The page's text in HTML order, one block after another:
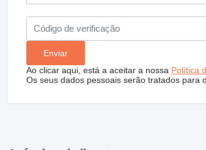
Ao clicar aqui, está a aceitar a nossa Política
Os seus dados pessoais serão tratados para